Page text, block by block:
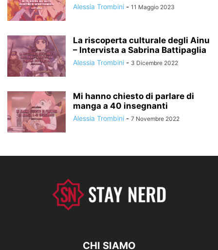
Alessia Trombini - 11 Maggio 2023
La riscoperta culturale degli Ainu
– Intervista a Sabrina Battipaglia
Alessia Trombini - 3 Dicembre 2022
Mi hanno chiesto di parlare di
manga a 40 insegnanti
Alessia Trombini - 7 Novembre 2022
CHI SIAMO